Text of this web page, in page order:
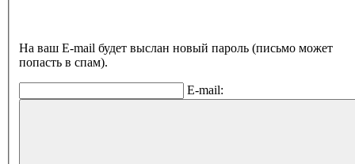
На ваш E-mail будет выслан новый пароль (письмо может
попасть в спам).
E-mail: